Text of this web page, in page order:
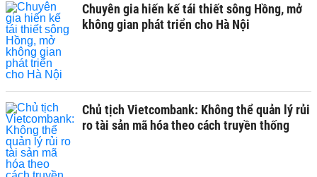
Chuyên gia hiến kế tái thiết sông Hồng, mở
không gian phát triển cho Hà Nội
Chủ tịch Vietcombank: Không thể quản lý rủi
ro tài sản mã hóa theo cách truyền thống